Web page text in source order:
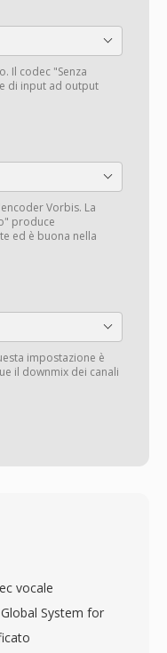
Il codec "Senza
di input ad output
Vorbis. La
produce
ed è buona nella
impostazione è
il downmix dei canali
vocale
System for